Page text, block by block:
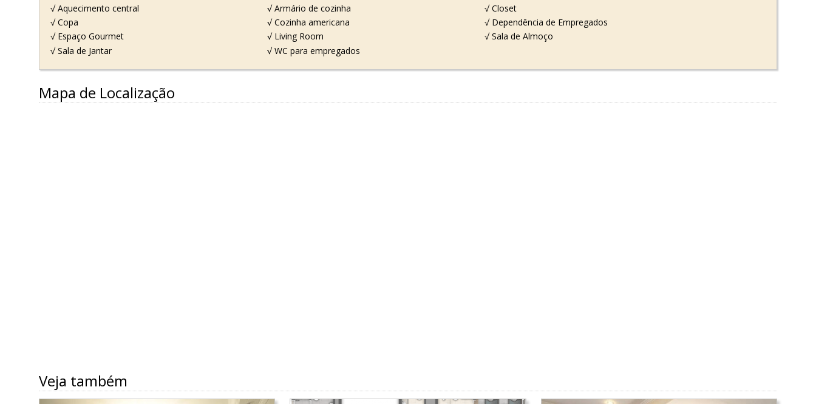
√ Aquecimento central √ Armário de cozinha
√ Closet
√ Copa
√ Cozinha americana
√ Dependência de Empregados
√ Espaço Gourmet
√ Living Room
√ Sala de Almoço
√ Sala de Jantar
√ WC para empregados
Mapa de Localização
Veja também